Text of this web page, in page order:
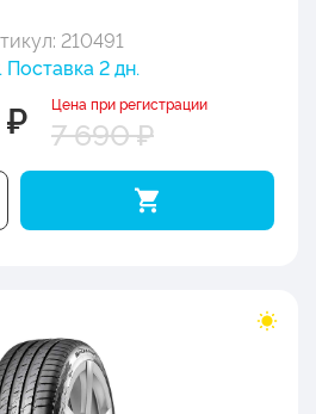
210491
Поставка 2 дн.
Цена при регистрации
7 690 ₽